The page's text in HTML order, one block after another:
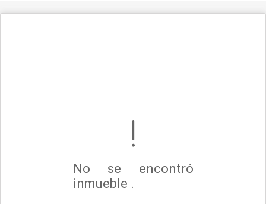
No se encontró
inmueble .